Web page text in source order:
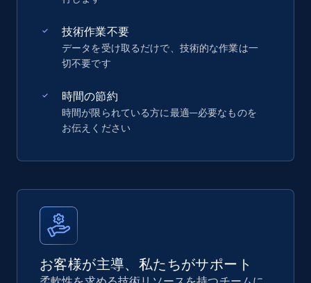
技術作業不要
データを受け取るだけで、技術的な作業は一
切不要です
時間の節約
時間が限られている方に最適—必要なものを
お伝えください
お客様が主導、私たちがサポート